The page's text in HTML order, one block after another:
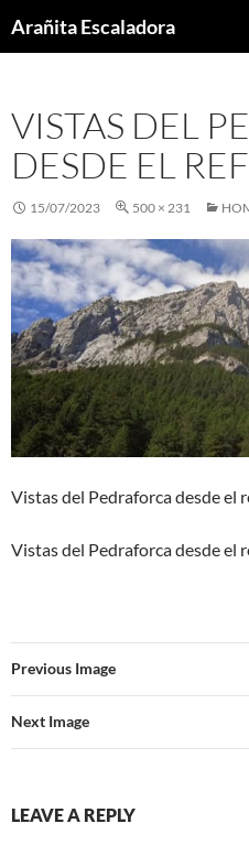
toArañita Escaladora
VISTAS DEL
DESDE EL
15/07/2023 500 × 231
Vistas del Pedraforca desde el
Vistas del Pedraforca desde el
Previous Image
Next Image
LEAVE A REPLY